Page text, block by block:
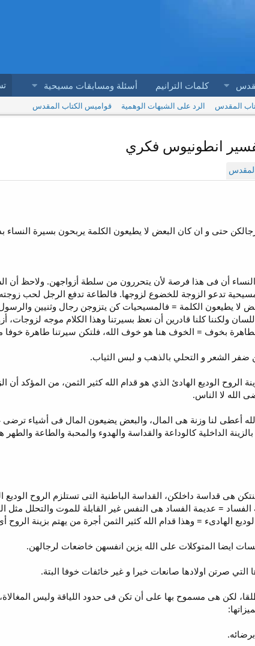
كلمات الترانيم أسئلة ومسابقات مسيحية
المقدس الرد على الشبهات الوهمية
قواميس الكتاب المقدس
أن فى هذا فرصة لأن يتحررون من سلطة أزواجهن. ولاحظ أن
تدعو الزوجة للخضوع لزوجها. فالطاعة تدفع الرجل لحب
لا يطيعون الكلمة = فالمسيحيات كن يتزوجن رجال وثنيين
ولكننا كلنا قادرين أن نعظ بسيرتنا وهذا الكلام موجه
بخوف = الخوف هنا هو خوف الله، فلتكن سيرتنا طاهرة
الروح الوديع الهادئ الذي هو قدام الله كثير الثمن، من المؤكد أن
الله لا الناس.
أعطى لنا وزنة هى المال، والبعض يضيعون المال فى أشياء
الداخلية كالوداعة والقداسة والهدوء والمحبة والطاعة
هى قداسة داخلكن، القداسة الباطنية التى تستلزم الروح الوديع
= عديمة الفساد هى النفس غير القابلة للموت والتحلل مثل
الهادىء = وهذا قدام الله كثير الثمن أجرة من يهتم بزينة
التي صرتن اولادها صانعات خيرا و غير خائفات خوفا البتة.
لكن هى مسموح بها على أن تكن فى حدود اللياقة وليس